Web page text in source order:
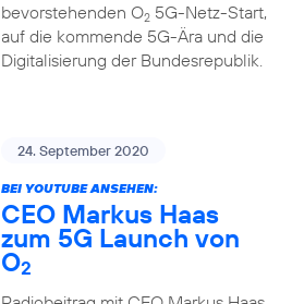
bevorstehenden O25G-Netz-Start,
auf die kommende 5G-Ära und die
Digitalisierung der Bundesrepublik.
24. September 2020
BEI YOUTUBE ANSEHEN:
CEO Markus Haas
zum 5G Launch von
O2